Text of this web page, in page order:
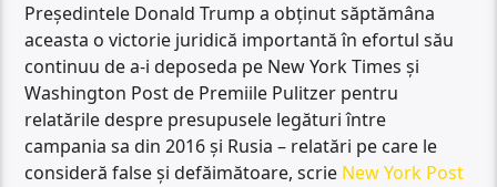
Președintele Donald Trump a obținut săptămâna
aceasta o victorie juridică importantă în efortul său
continuu de a-i deposeda pe New York Times și
Washington Post de Premiile Pulitzer pentru
relatările despre presupusele legături între
campania sa din 2016 și Rusia – relatări pe care le
consideră false și defăimătoare, scrie New York Post